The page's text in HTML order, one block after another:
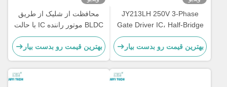
JY213LH 250V 3-Phase
Gate Driver IC، Half-Bridge
MOSFET/IGBT Driver ±1A،
تراشه راننده موتور BLDC ولتاژ
بالا، TSSOP-20
بهترین قیمت رو بدست بیار
محافظت از شلیک از طریق
BLDC موتور راننده IC با حالت
کنترل SPWM و 1 S دوره نرم
شروع
بهترین قیمت رو بدست بیار